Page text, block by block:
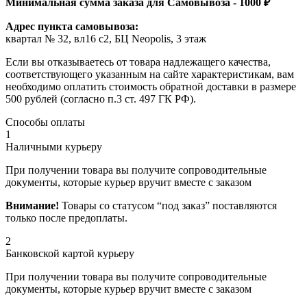
Минимальная сумма заказа для Самовывоза - 1000 ₽
Адрес пункта самовывоза:
квартал № 32, вл16 с2, БЦ Neopolis, 3 этаж
Если вы отказываетесь от товара надлежащего качества,
соответствующего указанным на сайте характеристикам, вам
необходимо оплатить стоимость обратной доставки в размере
500 рублей (согласно п.3 ст. 497 ГК РФ).
Способы оплаты
1
Наличными курьеру
При получении товара вы получите сопроводительные
документы, которые курьер вручит вместе с заказом
Внимание! Товары со статусом “под заказ” поставляются
только после предоплаты.
2
Банковской картой курьеру
При получении товара вы получите сопроводительные
документы, которые курьер вручит вместе с заказом